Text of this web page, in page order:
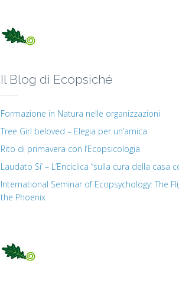
Il Blog di Ecopsiché
Formazione in Natura nelle organizzazioni
Tree Girl beloved – Elegia per un’amica
Rito di primavera con l’Ecopsicologia
Laudato Si’ – L’Enciclica “sulla cura della casa
International Seminar of Ecopsychology: The
the Phoenix